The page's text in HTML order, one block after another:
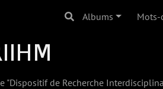
Albums Mots-
de Recherche